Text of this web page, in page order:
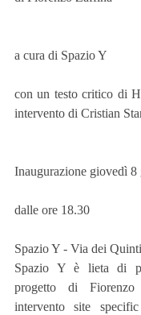
a cura di Spazio Y
con un testo critico di
intervento di Cristian
Inaugurazione giovedì 8
dalle ore 18.30
Spazio Y - Via dei
Spazio Y è lieta di
progetto di
intervento site